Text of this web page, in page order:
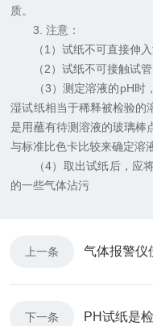
质。
3. 注意：
（1）试纸不可直接伸入
（2）试纸不可接触试管
（3）测定溶液的pH时，
湿试纸相当于稀释被检验的
是用蘸有待测溶液的玻璃棒
与标准比色卡比较来确定溶
（4）取出试纸后，应将
的一些气体沾污
上一条 气体报警仪
下一条 PH试纸是